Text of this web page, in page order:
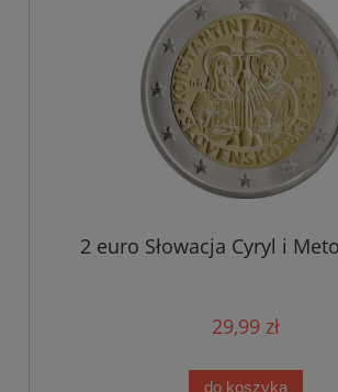
2 euro Słowacja Cyryl i
29,99 zł
do koszyka